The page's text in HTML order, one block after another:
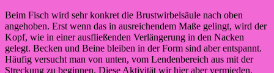
Beim Fisch wird sehr konkret die Brustwirbelsäule nach oben
angehoben. Erst wenn das in ausreichendem Maße gelingt, wird der
Kopf, wie in einer ausfließenden Verlängerung in den Nacken
gelegt. Becken und Beine bleiben in der Form sind aber entspannt.
Häufig versucht man von unten, vom Lendenbereich aus mit der
Streckung zu beginnen. Diese Aktivität wir hier aber vermieden.